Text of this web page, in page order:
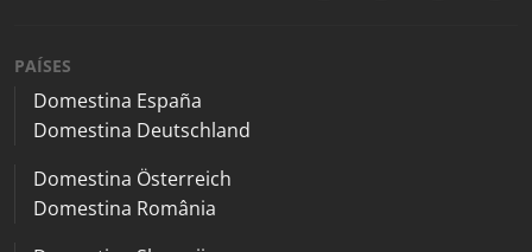
PAÍSES
Domestina España
Domestina Deutschland
Domestina Österreich
Domestina România